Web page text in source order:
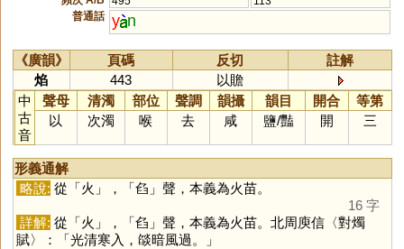
普通話 y n
《廣韻》 頁碼 反切
註解
焰
443
以贍
中
古
音
聲母 清濁 部位 聲調 韻攝 韻目 開合
等第
以
次濁 喉 去 咸 鹽/豔 開 三
形義通解
略說: 從「 火 」，「 臽 」聲，本義為火苗。
16 字
詳解: 從「 火 」，「 臽 」聲，本義為火苗。北周庾信〈對燭
賦〉：「光清寒入，燄暗風過。」